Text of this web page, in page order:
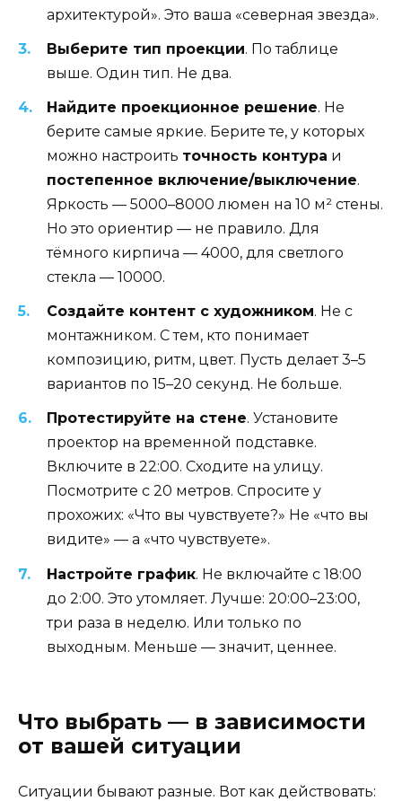
архитектурой». Это ваша «северная звезда».
Выберите тип проекции. По таблице
выше. Один тип. Не два.
Найдите проекционное решение. Не
берите самые яркие. Берите те, у которых
можно настроить точность контура и
постепенное включение/выключение.
Яркость — 5000–8000 люмен на 10 м² стены.
Но это ориентир — не правило. Для
тёмного кирпича — 4000, для светлого
стекла — 10000.
Создайте контент с художником. Не с
монтажником. С тем, кто понимает
композицию, ритм, цвет. Пусть делает 3–5
вариантов по 15–20 секунд. Не больше.
Протестируйте на стене. Установите
проектор на временной подставке.
Включите в 22:00. Сходите на улицу.
Посмотрите с 20 метров. Спросите у
прохожих: «Что вы чувствуете?» Не «что вы
видите» — а «что чувствуете».
Настройте график. Не включайте с 18:00
до 2:00. Это утомляет. Лучше: 20:00–23:00,
три раза в неделю. Или только по
выходным. Меньше — значит, ценнее.
Что выбрать — в зависимости
от вашей ситуации
Ситуации бывают разные. Вот как действовать: